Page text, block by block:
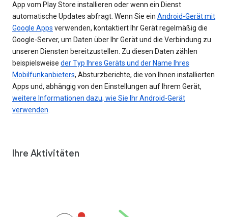
App vom Play Store installieren oder wenn ein Dienst
automatische Updates abfragt. Wenn Sie ein Android-Gerät mit
Google Apps verwenden, kontaktiert Ihr Gerät regelmäßig die
Google-Server, um Daten über Ihr Gerät und die Verbindung zu
unseren Diensten bereitzustellen. Zu diesen Daten zählen
beispielsweise der Typ Ihres Geräts und der Name Ihres
Mobilfunkanbieters, Absturzberichte, die von Ihnen installierten
Apps und, abhängig von den Einstellungen auf Ihrem Gerät,
weitere Informationen dazu, wie Sie Ihr Android-Gerät
verwenden.
Ihre Aktivitäten